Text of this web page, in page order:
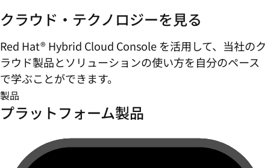
クラウド・テクノロジーを見る
Red Hat® Hybrid Cloud Console を活用して、当社のク
ラウド製品とソリューションの使い方を自分のペース
で学ぶことができます。
製品
プラットフォーム製品